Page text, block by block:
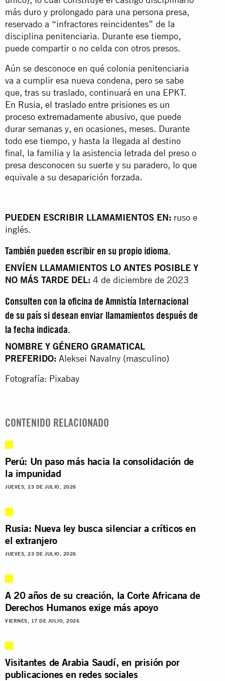
más duro y prolongado para una persona presa,
reservado a “infractores reincidentes” de la
disciplina penitenciaria. Durante ese tiempo,
puede compartir o no celda con otros presos.
Aún se desconoce en qué colonia penitenciaria
va a cumplir esa nueva condena, pero se sabe
que, tras su traslado, continuará en una EPKT.
En Rusia, el traslado entre prisiones es un
proceso extremadamente abusivo, que puede
durar semanas y, en ocasiones, meses. Durante
todo ese tiempo, y hasta la llegada al destino
final, la familia y la asistencia letrada del preso o
presa desconocen su suerte y su paradero, lo que
equivale a su desaparición forzada.
PUEDEN ESCRIBIR LLAMAMIENTOS EN: ruso e
inglés.
También pueden escribir en su propio idioma.
ENVÍEN LLAMAMIENTOS LO ANTES POSIBLE Y
NO MÁS TARDE DEL: 4 de diciembre de 2023
Consulten con la oficina de Amnistía Internacional
de su país si desean enviar llamamientos después de
la fecha indicada.
NOMBRE Y GÉNERO GRAMATICAL
PREFERIDO: Aleksei Navalny (masculino)
Fotografía: Pixabay
CONTENIDO RELACIONADO
Perú: Un paso más hacia la consolidación de
la impunidad
JUEVES, 23 DE JULIO, 2026
Rusia: Nueva ley busca silenciar a críticos en
el extranjero
JUEVES, 23 DE JULIO, 2026
A 20 años de su creación, la Corte Africana de
Derechos Humanos exige más apoyo
VIERNES, 17 DE JULIO, 2026
Visitantes de Arabia Saudí, en prisión por
publicaciones en redes sociales